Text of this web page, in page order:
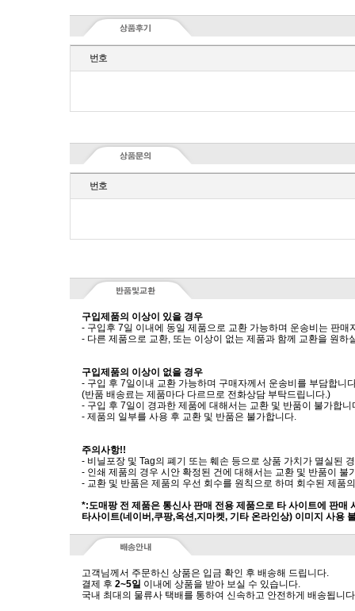
번호
번호
구입제품의 이상이 있을 경우
- 구입후 7일 이내에 동일 제품으로 교환 가능하며 운송비는 판매
- 다른 제품으로 교환, 또는 이상이 없는 제품과 함께 교환을 원하
구입제품의 이상이 없을 경우
- 구입 후 7일이내 교환 가능하며 구매자께서 운송비를 부담합니
(반품 배송료는 제품마다 다르므로 전화상담 부탁드립니다.)
- 구입 후 7일이 경과한 제품에 대해서는 교환 및 반품이 불가합니
- 제품의 일부를 사용 후 교환 및 반품은 불가합니다.
주의사항!!
- 비닐포장 및 Tag의 폐기 또는 훼손 등으로 상품 가치가 멸실된
- 인쇄 제품의 경우 시안 확정된 건에 대해서는 교환 및 반품이 불
- 교환 및 반품은 제품의 우선 회수를 원칙으로 하며 회수된 제품
*:도매팡 전 제품은 통신사 판매 전용 제품으로 타 사이트에 판매
타사이트(네이버,쿠팡,옥션,지마켓, 기타 온라인상) 이미지 사용
고객님께서 주문하신 상품은 입금 확인 후 배송해 드립니다.
결제 후 2~5일 이내에 상품을 받아 보실 수 있습니다.
국내 최대의 물류사 택배를 통하여 신속하고 안전하게 배송됩니